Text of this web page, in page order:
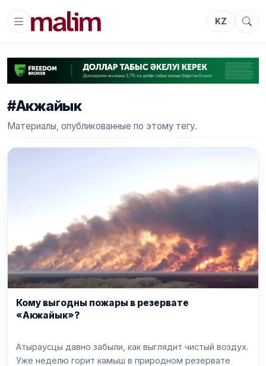
KZ
#Акжайык
Материалы, опубликованные по этому тегу.
Кому выгодны пожары в резервате
«Акжайык»?
Атыраусцы давно забыли, как выглядит чистый воздух.
Уже неделю горит камыш в природном резервате